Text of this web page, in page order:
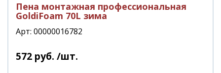
Пена монтажная профессиональная
GoldiFoam 70L зима
Арт: 00000016782
572 руб. /шт.